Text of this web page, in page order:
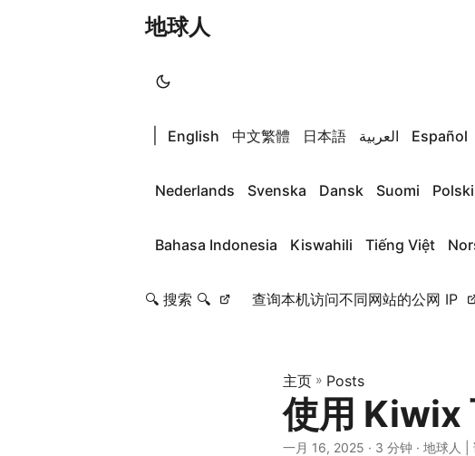
地球人
English 中文繁體 日本語 العربية Español
Nederlands Svenska Dansk Suomi Polski
Bahasa Indonesia Kiswahili Tiếng Việt
🔍 搜索 🔍 查询本机访问不同网站的公网 IP
主页 » Posts
使用 Kiwix
一月 16, 2025 · 3 分钟 · 地球人 |